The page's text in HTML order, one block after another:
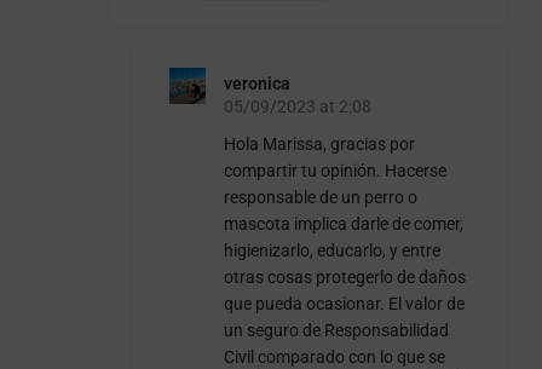
veronica
05/09/2023 at 2:08
Hola Marissa, gracias por
compartir tu opinión. Hacerse
responsable de un perro o
mascota implica darle de comer,
higienizarlo, educarlo, y entre
otras cosas protegerlo de daños
que pueda ocasionar. El valor de
un seguro de Responsabilidad
Civil comparado con lo que se